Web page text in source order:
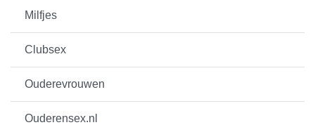
Milfjes
Clubsex
Ouderevrouwen
Ouderensex.nl